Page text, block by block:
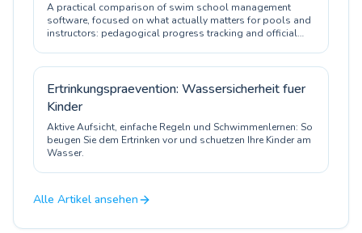
A practical comparison of swim school management
software, focused on what actually matters for pools and
instructors: pedagogical progress tracking and official
Ertrinkungspraevention: Wassersicherheit fuer
Kinder
Aktive Aufsicht, einfache Regeln und Schwimmenlernen: So
beugen Sie dem Ertrinken vor und schuetzen Ihre Kinder am
Wasser.
Alle Artikel ansehen